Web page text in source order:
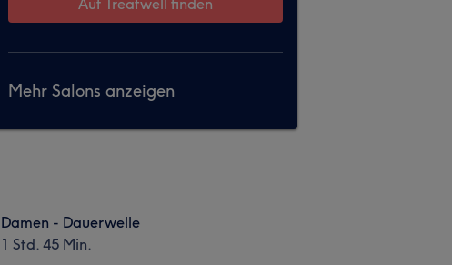
Mehr Salons anzeigen
Damen - Dauerwelle
1 Std. 45 Min.